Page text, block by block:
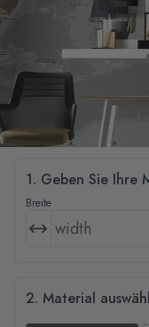
1. Geben Sie Ihre
Breite
2. Material